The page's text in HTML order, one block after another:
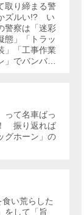
取り締まる警
ズルい!? い
警察は「迷彩
態」「トラッ
」「工事作業
」でバンバン
って名車ばっ
振り返れば
グホーン」の
い荒らした
をして「旨